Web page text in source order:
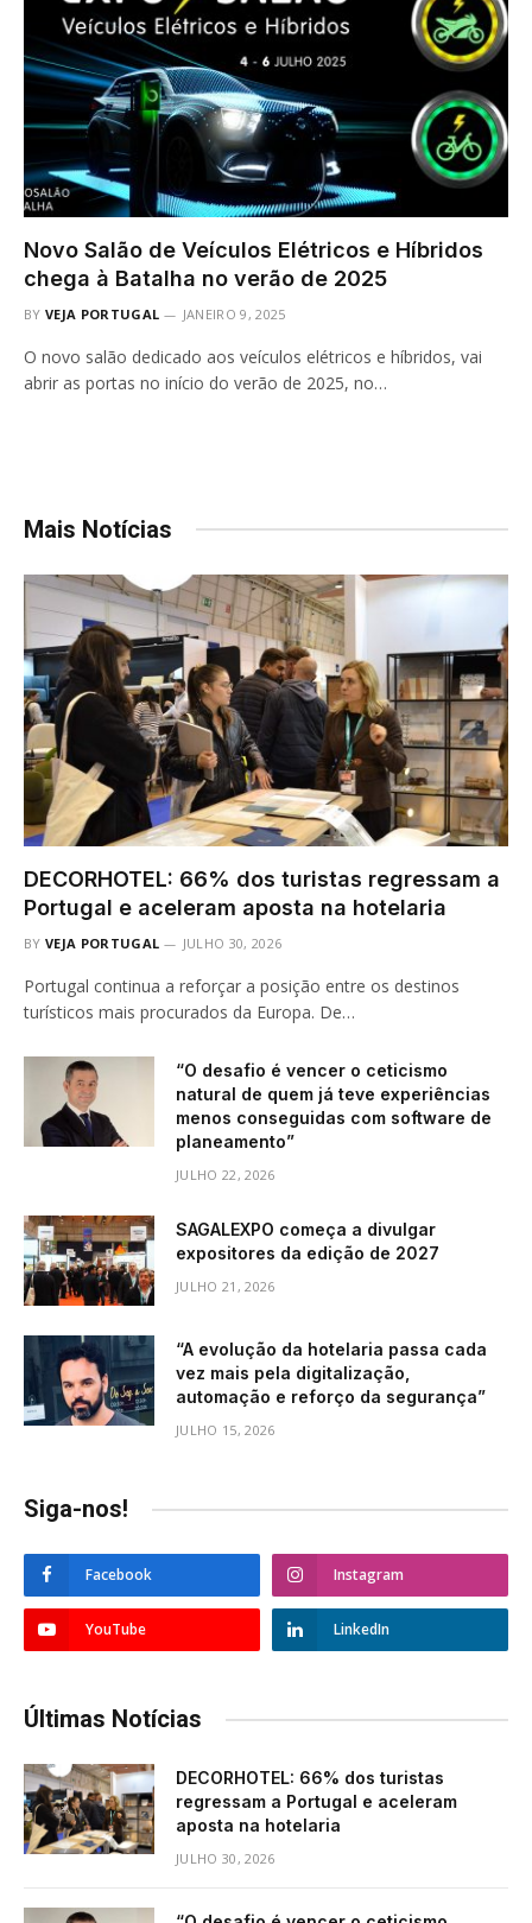
Novo Salão de Veículos Elétricos e Híbridos
chega à Batalha no verão de 2025
BY VEJA PORTUGAL JANEIRO 9, 2025
O novo salão dedicado aos veículos elétricos e híbridos, vai
abrir as portas no início do verão de 2025, no…
Mais Notícias
DECORHOTEL: 66% dos turistas regressam a
Portugal e aceleram aposta na hotelaria
BY VEJA PORTUGAL JULHO 30, 2026
Portugal continua a reforçar a posição entre os destinos
turísticos mais procurados da Europa. De…
“O desafio é vencer o ceticismo
natural de quem já teve experiências
menos conseguidas com software de
planeamento”
JULHO 22, 2026
SAGALEXPO começa a divulgar
expositores da edição de 2027
JULHO 21, 2026
“A evolução da hotelaria passa cada
vez mais pela digitalização,
automação e reforço da segurança”
JULHO 15, 2026
Siga-nos!
Facebook Instagram
YouTube LinkedIn
Últimas Notícias
DECORHOTEL: 66% dos turistas
regressam a Portugal e aceleram
aposta na hotelaria
JULHO 30, 2026